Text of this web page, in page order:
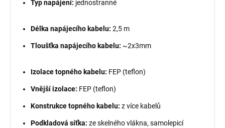
Typ napájení: jednostranné
Délka napájecího kabelu: 2,5 m
Tloušťka napájecího kabelu: ~2x3mm
Izolace topného kabelu: FEP (teflon)
Vnější izolace: FEP (teflon)
Konstrukce topného kabelu: z více kabelů
Podkladová síťka: ze skelného vlákna, samolepicí